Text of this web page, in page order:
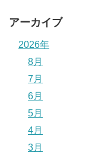
アーカイブ
2026年
8月
7月
6月
5月
4月
3月